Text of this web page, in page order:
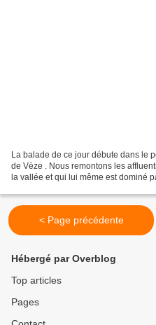
La balade de ce jour débute dans le
de Vèze . Nous remontons les
la vallée et qui lui même est dominé
< Page précédente
Hébergé par Overblog
Top articles
Pages